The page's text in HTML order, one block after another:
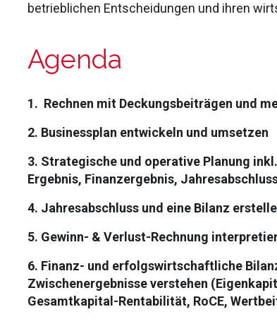
betrieblichen Entscheidungen und ihren
Agenda
1. Rechnen mit Deckungsbeiträgen und
2. Businessplan entwickeln und umsetzen
3. Strategische und operative Planung
Ergebnis, Finanzergebnis,
4. Jahresabschluss und eine Bilanz
5. Gewinn- & Verlust-Rechnung
6. Finanz- und erfolgswirtschaftliche
Zwischenergebnisse verstehen
Gesamtkapital-Rentabilität, RoCE,